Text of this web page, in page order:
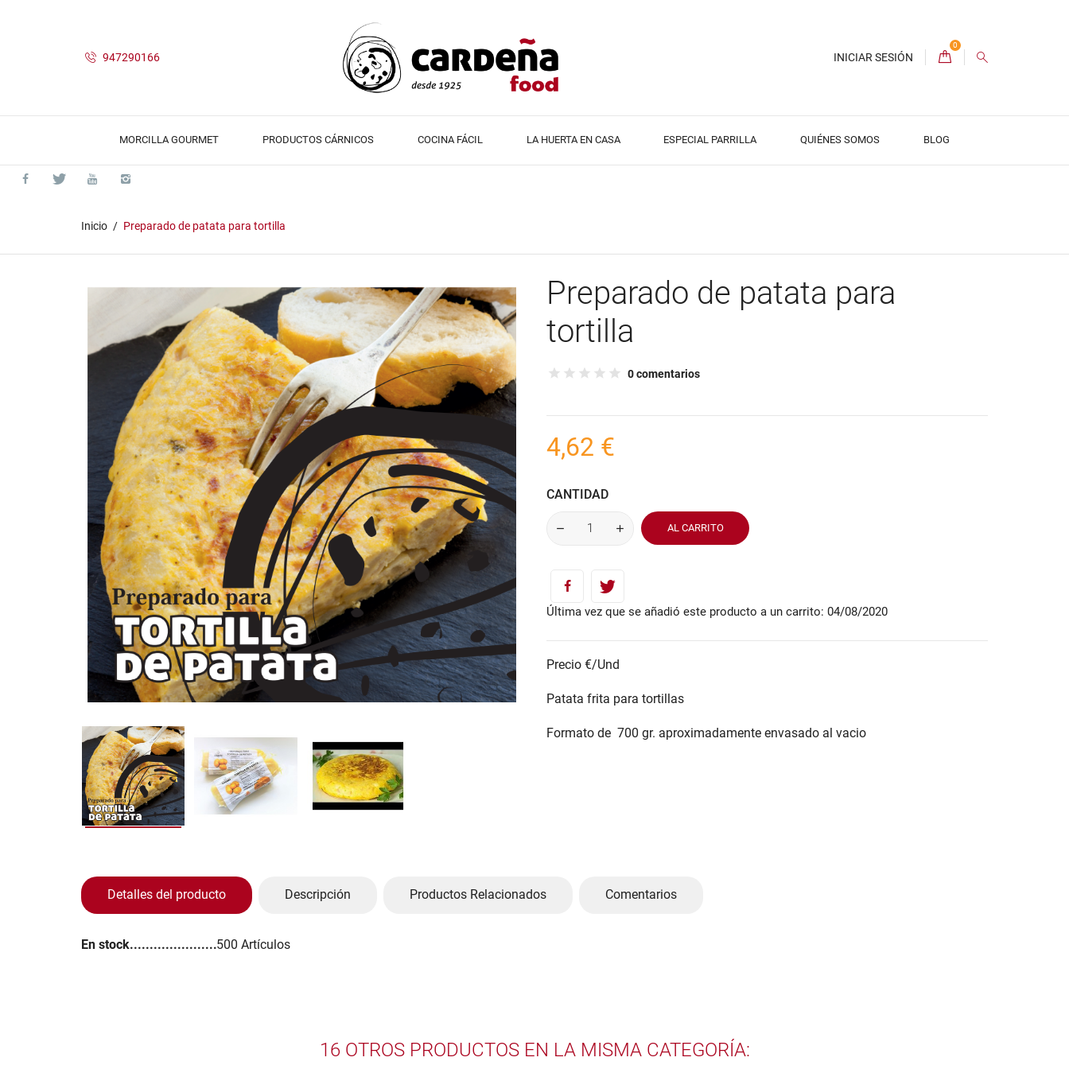
947290166 INICIAR SESIÓN
0
MORCILLA GOURMET PRODUCTOS CÁRNICOS COCINA FÁCIL LA HUERTA EN CASA ESPECIAL PARRILLA QUIÉNES SOMOS BLOG
Inicio Preparado de patata para tortilla
Preparado de patata para
tortilla
0 comentarios
4,62 €
CANTIDAD
AL CARRITO
Última vez que se añadió este producto a un carrito: 04/08/2020
Precio €/Und
Patata frita para tortillas
Formato de 700 gr. aproximadamente envasado al vacio
Detalles del producto Descripción Productos Relacionados Comentarios
En stock 500 Artículos
16 OTROS PRODUCTOS EN LA MISMA CATEGORÍA: